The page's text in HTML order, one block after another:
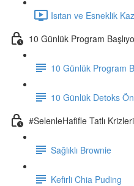
Isıtan ve Esneklik
10 Günlük Program
10 Günlük Program
10 Günlük Detoks
#SelenleHafifle Tatlı
Sağlıklı Brownie
Kefirli Chia Puding